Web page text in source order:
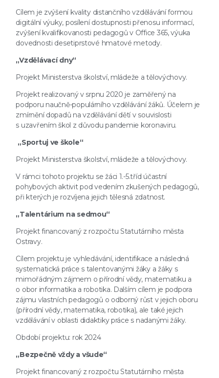
Cílem je zvýšení kvality distančního vzdělávání formou
digitální výuky, posílení dostupnosti přenosu informací,
zvýšení kvalifikovanosti pedagogů v Office 365, výuka
dovednosti desetiprstové hmatové metody.
„Vzdělávací dny“
Projekt Ministerstva školství, mládeže a tělovýchovy.
Projekt realizovaný v srpnu 2020 je zaměřený na
podporu naučně-populárního vzdělávání žáků. Účelem je
zmírnění dopadů na vzdělávání dětí v souvislosti
s uzavřením škol z důvodu pandemie koronaviru.
„Sportuj ve škole“
Projekt Ministerstva školství, mládeže a tělovýchovy.
V rámci tohoto projektu se žáci 1.-5.tříd účastní
pohybových aktivit pod vedením zkušených pedagogů,
při kterých je rozvíjena jejich tělesná zdatnost.
„Talentárium na sedmou“
Projekt financovaný z rozpočtu Statutárního města
Ostravy.
Cílem projektu je vyhledávání, identifikace a následná
systematická práce s talentovanými žáky a žáky s
mimořádným zájmem o přírodní vědy, matematiku a
o obor informatika a robotika. Dalším cílem je podpora
zájmu vlastních pedagogů o odborný růst v jejich oboru
(přírodní vědy, matematika, robotika), ale také jejich
vzdělávání v oblasti didaktiky práce s nadanými žáky.
Období projektu: rok 2024
„Bezpečně vždy a všude“
Projekt financovaný z rozpočtu Statutárního města